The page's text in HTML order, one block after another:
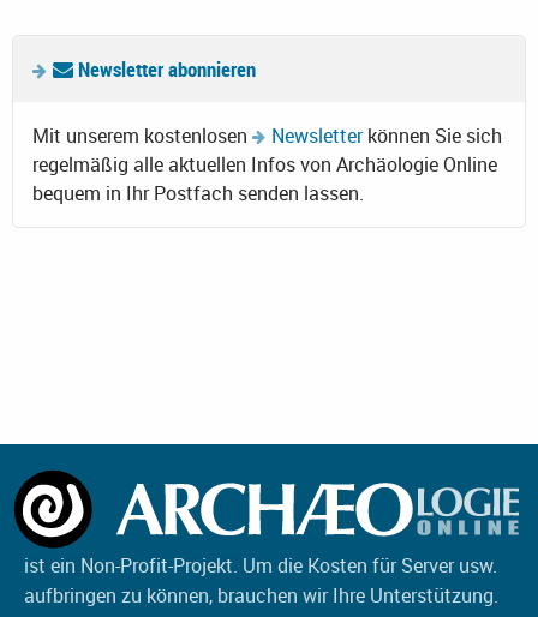
Newsletter abonnieren
Mit unserem kostenlosen Newsletterkönnen Sie sich
regelmäßig alle aktuellen Infos von Archäologie Online
bequem in Ihr Postfach senden lassen.
ist ein Non-Profit-Projekt. Um die Kosten für Server usw.
aufbringen zu können, brauchen wir Ihre Unterstützung.